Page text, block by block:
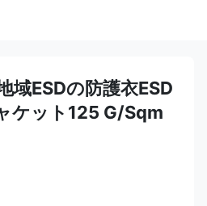
域ESDの防護衣ESD
ケット125 G/Sqm